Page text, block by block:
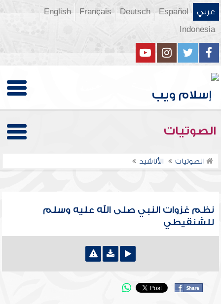
عربي Español
Deutsch
Français
English
Indonesia
الصوتيات
الصوتيات الأناشيد
نظم غزوات النبي صلى الله عليه وسلم
للشنقيطي